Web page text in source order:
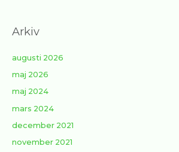
Arkiv
augusti 2026
maj 2026
maj 2024
mars 2024
december 2021
november 2021